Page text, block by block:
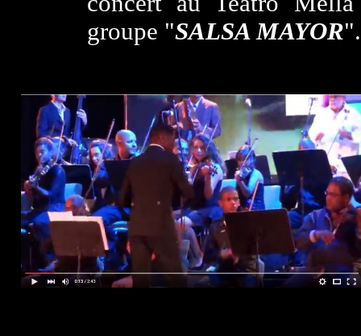
groupe "SALSA MAYOR".